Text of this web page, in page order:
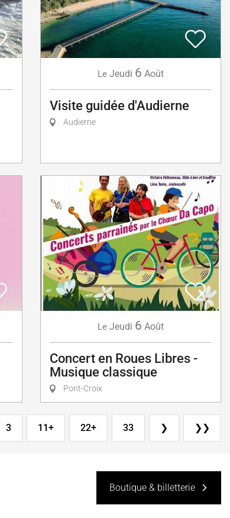
Le Jeudi 6 Août
Visite guidée d'Audierne
Audierne
Le Jeudi 6 Août
Concert en Roues Libres -
Musique classique
Pont-Croix
3 11+ 22+ 33 ❯ ❯❯
Boutique & billetterie